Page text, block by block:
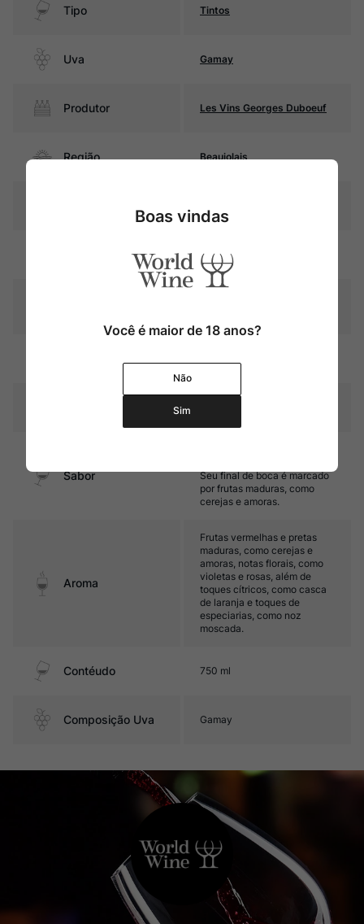
Tipo Tintos
Uva Gamay
Produtor Les Vins Georges Duboeuf
Região Beaujolais
púrpura
carvalho
Sabor
Seu final de boca é marcado
por frutas maduras, como
cerejas e amoras.
Aroma
Frutas vermelhas e pretas
maduras, como cerejas e
amoras, notas florais, como
violetas e rosas, além de
toques cítricos, como casca
de laranja e toques de
especiarias, como noz
moscada.
Contéudo 750 ml
Composição Uva Gamay
Boas vindas
Você é maior de 18 anos?
Não
Sim